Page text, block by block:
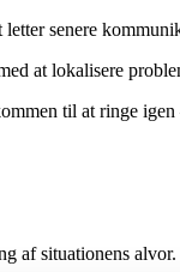
senere
at lokalisere
til at ringe
af situationens